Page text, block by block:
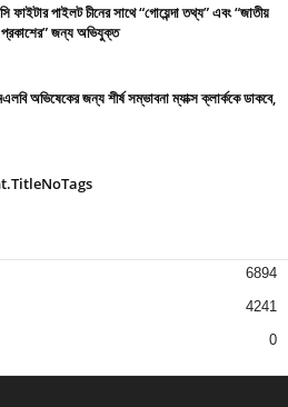
পাইলট চীনের সাথে “গোয়েন্দা তথ্য” এবং “জাতীয়
প্রকাশের” জন্য অভিযুক্ত
অভিষেকের জন্য শীর্ষ সম্ভাবনা ম্যাক্স ক্লার্ককে ডাকবে,
6894
4241
0